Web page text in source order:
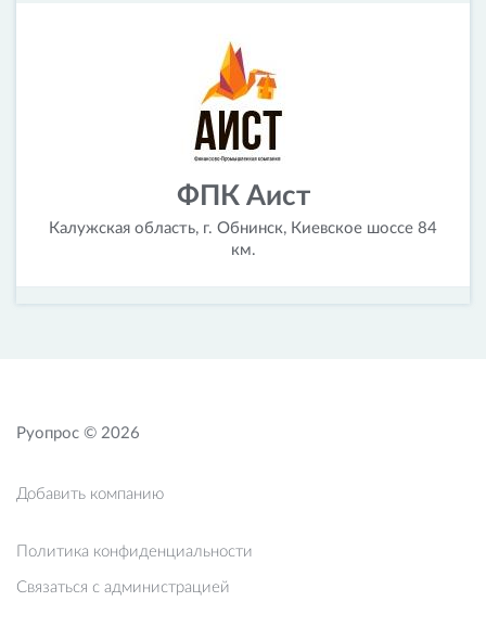
ФПК Аист
Калужская область, г. Обнинск, Киевское шоссе 84
км.
Руопрос © 2026
Добавить компанию
Политика конфиденциальности
Связаться с администрацией